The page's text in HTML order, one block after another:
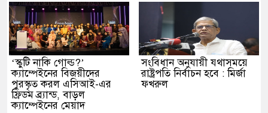
‘স্কুটি নাকি গোল্ড?’
ক্যাম্পেইনের বিজয়ীদের
পুরস্কৃত করল এসিআই-এর
ফ্রিডম ব্র্যান্ড, বাড়ল
ক্যাম্পেইনের মেয়াদ
সংবিধান অনুযায়ী যথাসময়ে
রাষ্ট্রপতি নির্বাচন হবে : মির্জা
ফখরুল